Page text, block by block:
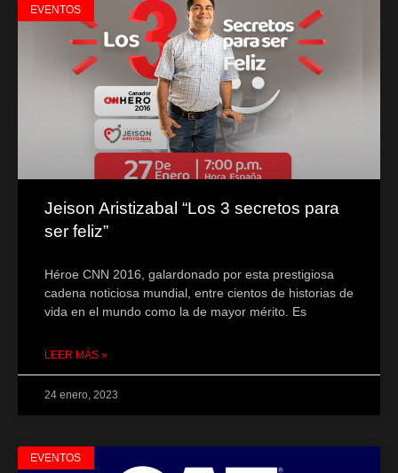
EVENTOS
Jeison Aristizabal “Los 3 secretos para
ser feliz”
Héroe CNN 2016, galardonado por esta prestigiosa
cadena noticiosa mundial, entre cientos de historias de
vida en el mundo como la de mayor mérito. Es
LEER MÁS »
24 enero, 2023
EVENTOS